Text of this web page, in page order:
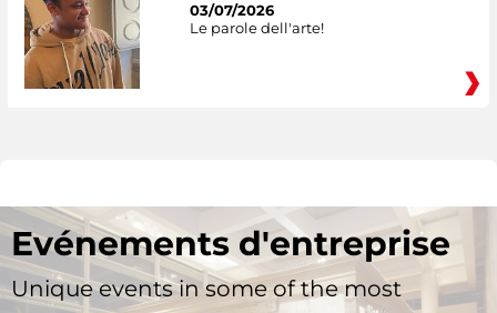
03/07/2026
Le parole dell'arte!
Evénements d'entreprise
Unique events in some of the most